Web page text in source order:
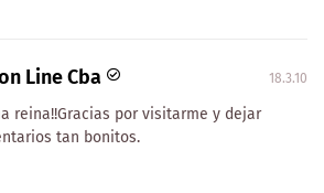
Line Cba 18.3.10
reina!!Gracias por visitarme y dejar
tan bonitos.